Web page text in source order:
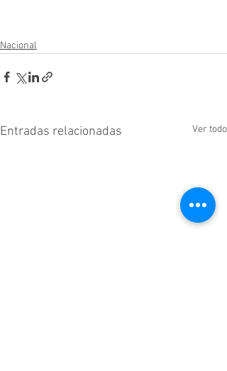
Nacional
Entradas relacionadas Ver todo